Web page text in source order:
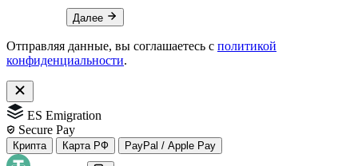
Далее
Отправляя данные, вы соглашаетесь с политикой
конфиденциальности.
ES Emigration
Secure Pay
Крипта Карта РФ PayPal / Apple Pay